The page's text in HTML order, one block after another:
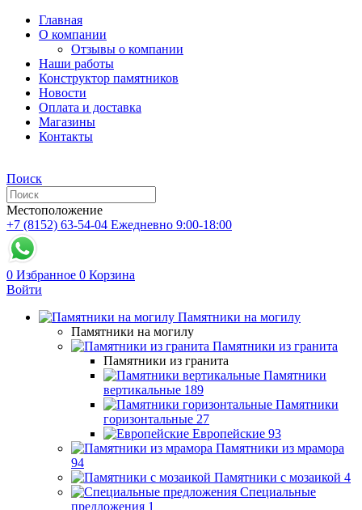
Главная
О компании
Отзывы о компании
Наши работы
Конструктор памятников
Новости
Оплата и доставка
Магазины
Контакты
Поиск
Местоположение
+7 (8152) 63-54-04 Ежедневно 9:00-18:00
0 Избранное 0 Корзина
Войти
Памятники на могилу
Памятники на могилу
Памятники из гранита
Памятники из гранита
Памятники
вертикальные 189
Памятники
горизонтальные 27
Европейские 93
Памятники из мрамора
94
Памятники с мозаикой 4
Специальные
предложения 1